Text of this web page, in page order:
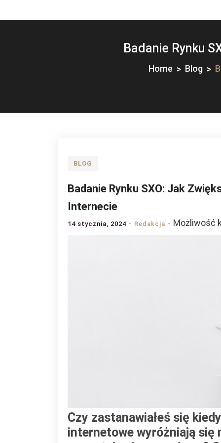
Badanie Rynku
Home Blog
BLOG
Badanie Rynku SXO: Jak
Internecie
14 stycznia, 2024 Redakcja Możliwość
Czy zastanawiałeś się
internetowe wyróżniają się